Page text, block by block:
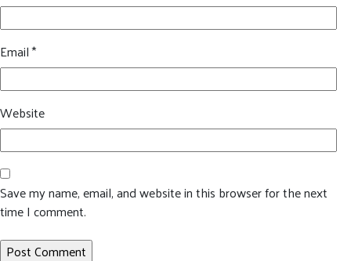
Email*
Website
Save my name, email, and website in this browser for the next
time I comment.